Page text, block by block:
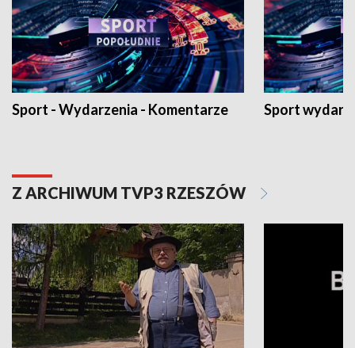
Sport - Wydarzenia - Komentarze Sport
Z ARCHIWUM TVP3 RZESZÓW